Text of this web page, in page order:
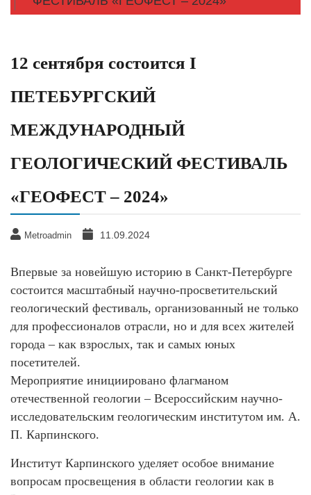
12 сентября состоится I
ПЕТЕБУРГСКИЙ
МЕЖДУНАРОДНЫЙ
ГЕОЛОГИЧЕСКИЙ ФЕСТИВАЛЬ
«ГЕОФЕСТ – 2024»
Metroadmin 11.09.2024
Впервые за новейшую историю в Санкт-Петербурге
состоится масштабный научно-просветительский
геологический фестиваль, организованный не только
для профессионалов отрасли, но и для всех жителей
города – как взрослых, так и самых юных
посетителей.
Мероприятие инициировано флагманом
отечественной геологии – Всероссийским научно-
исследовательским геологическим институтом им. А.
П. Карпинского.
Институт Карпинского уделяет особое внимание
вопросам просвещения в области геологии как в